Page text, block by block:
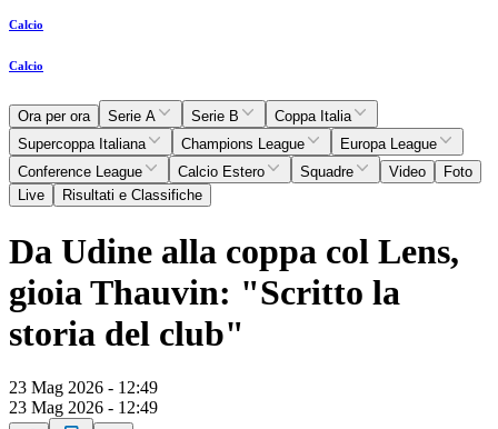
Calcio
Calcio
Ora per ora Serie A Serie B
Coppa Italia
Supercoppa Italiana
Champions League
Europa League
Conference League
Calcio Estero Squadre Video
Foto
Live
Risultati e Classifiche
Da Udine alla coppa col Lens,
gioia Thauvin: "Scritto la
storia del club"
23 Mag 2026 - 12:49
23 Mag 2026 - 12:49